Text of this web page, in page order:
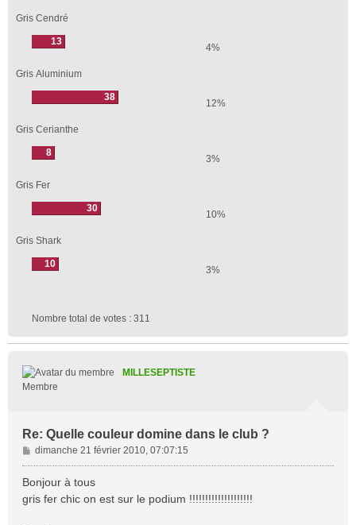
Gris Cendré
13
4%
Gris Aluminium
38
12%
Gris Cerianthe
8
3%
Gris Fer
30
10%
Gris Shark
10
3%
Nombre total de votes : 311
MILLESEPTISTE
Membre
Re: Quelle couleur domine dans le club ?
M
e
s
s
dimanche 21 février 2010, 07:07:15
Bonjour à tous
gris fer chic on est sur le podium !!!!!!!!!!!!!!!!!!!!